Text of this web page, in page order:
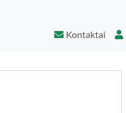
Kontaktai